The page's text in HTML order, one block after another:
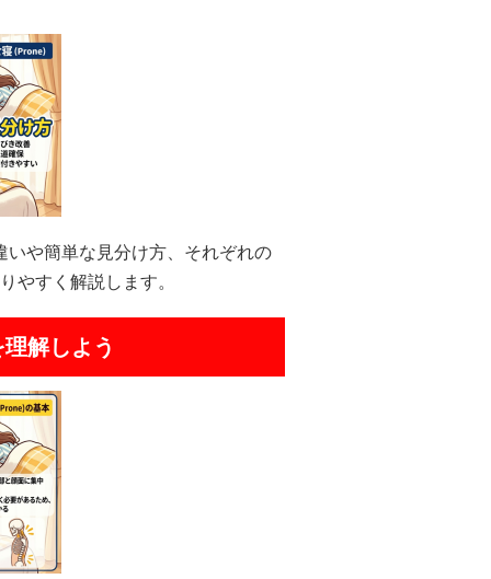
や簡単な見分け方、それぞれの
やすく解説します。
解しよう